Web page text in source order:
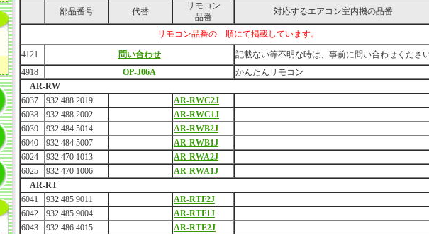
部品番号 代替
リモコン
品番
対応するエアコン室内機の品番
リモコン品番の 順にて掲載しています。
4121 問い合わせ
記載ない等不明な時は、事前に問い合わせください
4918
OP-J06A かんたんリモコン
AR-RW
6037
932 488 2019 AR-RWC2J
6038
932 488 2002 AR-RWC1J
6039
932 484 5014 AR-RWB2J
6040
932 484 5007 AR-RWB1J
6024
932 470 1013 AR-RWA2J
6025
932 470 1006 AR-RWA1J
AR-RT
6041
932 485 9011 AR-RTF2J
6042
932 485 9004 AR-RTF1J
6043
932 486 4015 AR-RTE2J